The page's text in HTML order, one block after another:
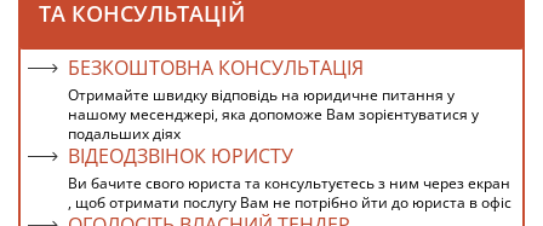
ТА КОНСУЛЬТАЦІЙ
БЕЗКОШТОВНА КОНСУЛЬТАЦІЯ
Отримайте швидку відповідь на юридичне питання у
нашому месенджері, яка допоможе Вам зорієнтуватися у
подальших діях
ВІДЕОДЗВІНОК ЮРИСТУ
Ви бачите свого юриста та консультуєтесь з ним через екран
, щоб отримати послугу Вам не потрібно йти до юриста в офіс